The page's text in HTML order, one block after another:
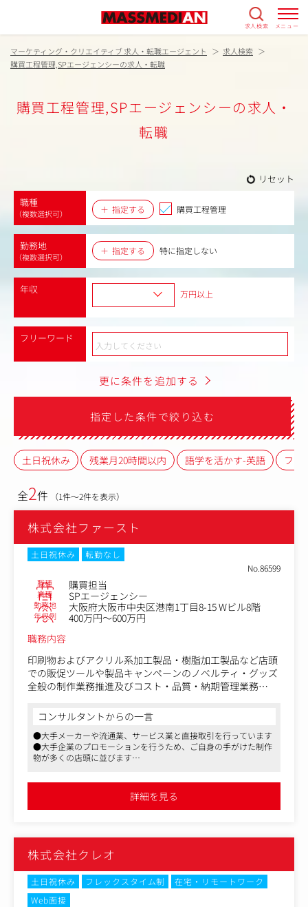
求人検索 メニュー
マーケティング・クリエイティブ 求人・転職エージェント
求人検索
購買工程管理,SPエージェンシーの求人・転職
購買工程管理,SPエージェンシーの求人・
転職
リセット
職種
（複数選択可） 指定する 購買工程管理
勤務地
（複数選択可）
指定する 特に指定しない
年収 万円以上
フリーワード
更に条件を追加する
指定した条件で絞り込む
土日祝休み 残業月20時間以内 語学を活かす-英語 フレ
全2件 （1件～2件を表示）
株式会社ファースト
土日祝休み
転勤なし
No.86599
職種 購買担当
業種 SPエージェンシー
勤務地 大阪府大阪市中央区港南1丁目8-15 Wビル8階
年収例
400万円～600万円
職務内容
印刷物およびアクリル系加工製品・樹脂加工製品など店頭
での販促ツールや製品キャンペーンのノベルティ・グッズ
全般の制作業務推進及びコスト・品質・納期管理業務
店頭販促ツール：POP、展示ツール、什器、ポスターな
ノベルティ・グッズ：製品キャンペーン用のオリジナルグ
ッズ企画・制作。
特殊加工製品：アクリル製品、樹脂加工製品など、独自性
各業界トップクラスのクライアント向けの販促物の制作に
認しながら納品までの推進、仕入れコストの管理
コンサルタントからの一言
●大手メーカーや流通業、サービス業と直接取引を行っています
●大手企業のプロモーションを行うため、ご自身の手がけた制作
物が多くの店頭に並びます
詳細を見る
株式会社クレオ
土日祝休み フレックスタイム制
在宅・リモートワーク
Web面接